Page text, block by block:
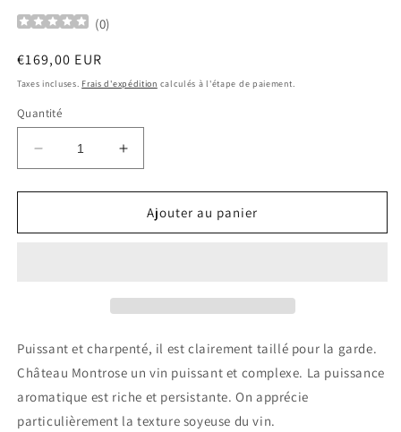
(0)
Prix
habituel
€169,00 EUR
Taxes incluses. Frais d'expédition calculés à l'étape de paiement.
Quantité
Réduire
la
quantité
CHATEAU
Ltr
Augmenter
la
quantité
CHATEAU
Ltr
Ajouter au panier
Puissant et charpenté, il est clairement taillé pour la garde.
Château Montrose un vin puissant et complexe. La puissance
aromatique est riche et persistante. On apprécie
particulièrement la texture soyeuse du vin.